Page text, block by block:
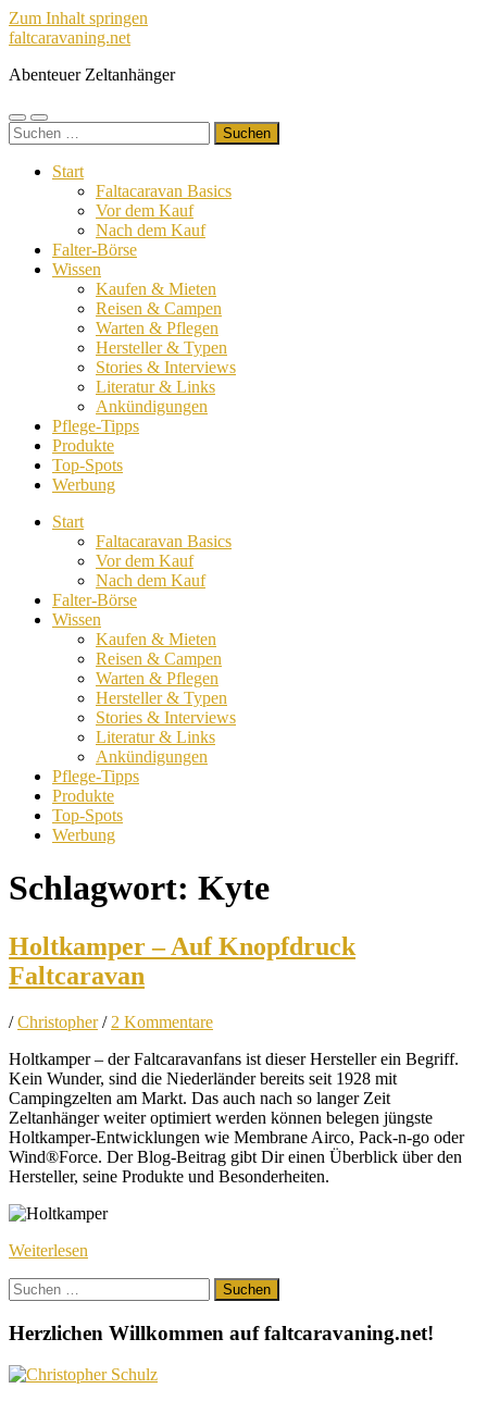
Zum Inhalt springen
faltcaravaning.net
Abenteuer Zeltanhänger
Mobile-
Menü
Suchfeld
ein-/ausblenden
Suchen
nach:
Start
Faltacaravan Basics
Vor dem Kauf
Nach dem Kauf
Falter-Börse
Wissen
Kaufen & Mieten
Reisen & Campen
Warten & Pflegen
Hersteller & Typen
Stories & Interviews
Literatur & Links
Ankündigungen
Pflege-Tipps
Produkte
Top-Spots
Werbung
Start
Faltacaravan Basics
Vor dem Kauf
Nach dem Kauf
Falter-Börse
Wissen
Kaufen & Mieten
Reisen & Campen
Warten & Pflegen
Hersteller & Typen
Stories & Interviews
Literatur & Links
Ankündigungen
Pflege-Tipps
Produkte
Top-Spots
Werbung
Schlagwort: Kyte
Holtkamper – Auf Knopfdruck
Faltcaravan
/Christopher / 2 Kommentare
Holtkamper – der Faltcaravanfans ist dieser Hersteller ein Begriff.
Kein Wunder, sind die Niederländer bereits seit 1928 mit
Campingzelten am Markt. Das auch nach so langer Zeit
Zeltanhänger weiter optimiert werden können belegen jüngste
Holtkamper-Entwicklungen wie Membrane Airco, Pack-n-go oder
Wind®Force. Der Blog-Beitrag gibt Dir einen Überblick über den
Hersteller, seine Produkte und Besonderheiten.
Weiterlesen
Suchen
nach:
Herzlichen Willkommen auf faltcaravaning.net!